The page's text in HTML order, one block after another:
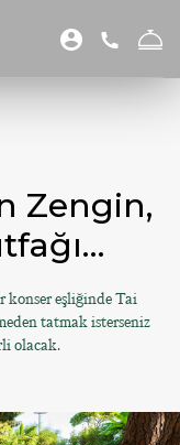
Zengin,
konser eşliğinde Tai
tatmak isterseniz
olacak.